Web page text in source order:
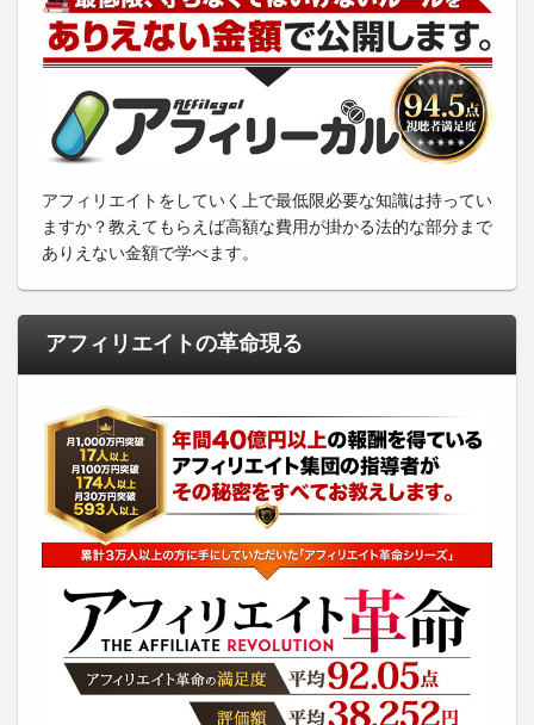
アフィリエイトをしていく上で最低限必要な知識は持ってい
ますか？教えてもらえば高額な費用が掛かる法的な部分まで
ありえない金額で学べます。
アフィリエイトの革命現る